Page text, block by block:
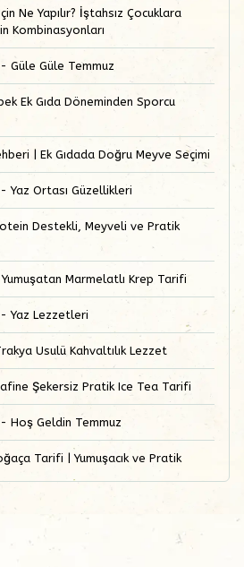
Ne Yapılır? İştahsız Çocuklara
Kombinasyonları
Güle Güle Temmuz
Ek Gıda Döneminden Sporcu
| Ek Gıdada Doğru Meyve Seçimi
Yaz Ortası Güzellikleri
Destekli, Meyveli ve Pratik
Marmelatlı Krep Tarifi
Yaz Lezzetleri
Usulü Kahvaltılık Lezzet
Şekersiz Pratik Ice Tea Tarifi
Hoş Geldin Temmuz
Tarifi | Yumuşacık ve Pratik